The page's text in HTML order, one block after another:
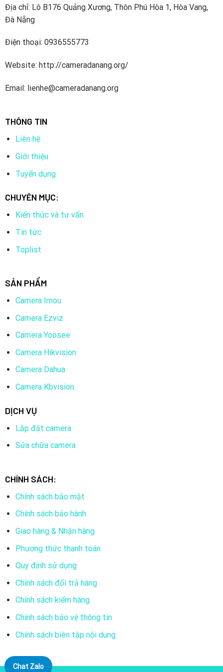
Địa chỉ: Lô B176 Quảng Xương, Thôn Phú Hòa 1, Hòa Vang,
Đà Nẵng
Điện thoại: 0936555773
Website: http://cameradanang.org/
Email: lienhe@cameradanang.org
THÔNG TIN
Liên hệ
Giới thiệu
Tuyển dụng
CHUYÊN MỤC:
Kiến thức và tư vấn
Tin tức
Toplist
SẢN PHẨM
Camera Imou
Camera Ezviz
Camera Yoosee
Camera Hikvision
Camera Dahua
Camera Kbvision
DỊCH VỤ
Lắp đặt camera
Sửa chữa camera
CHÍNH SÁCH:
Chính sách bảo mật
Chính sách bảo hành
Giao hàng & Nhận hàng
Phương thức thanh toán
Quy định sử dụng
Chính sách đổi trả hàng
Chính sách kiểm hàng
Chính sách bảo vệ thông tin
Chính sách biên tập nội dung
Chat Zalo